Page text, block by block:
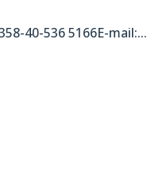
40-536 5166E-mail:...